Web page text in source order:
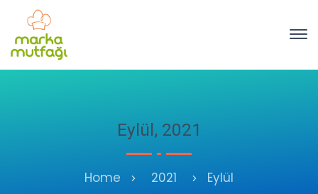
Eylül, 2021
Home 2021 Eylül